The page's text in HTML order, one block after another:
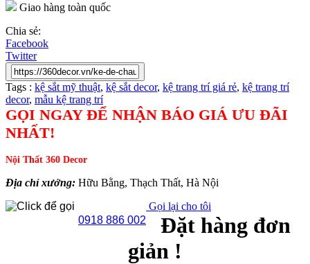
Giao hàng toàn quốc
Chia sẻ:
Facebook
Twitter
Tags : kệ sắt mỹ thuật, kệ sắt decor, kệ trang trí giá rẻ, kệ trang trí
decor, mẫu kệ trang trí
GỌI NGAY ĐỂ NHẬN BÁO GIÁ ƯU ĐÃI
NHẤT!
Nội Thất 360 Decor
Địa chỉ xưởng: Hữu Bằng, Thạch Thất, Hà Nội
0918 886 002
Gọi lại cho tôi
Đặt hàng đơn
giản !